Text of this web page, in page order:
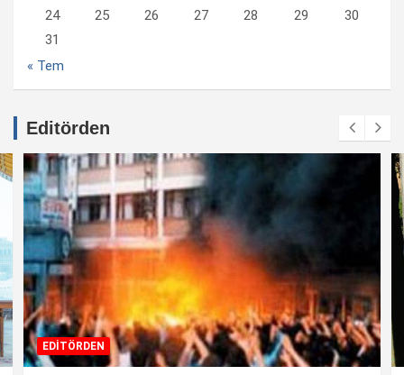
24
25 26 27 28 29
30
31
« Tem
Editörden
EDİTÖRDEN